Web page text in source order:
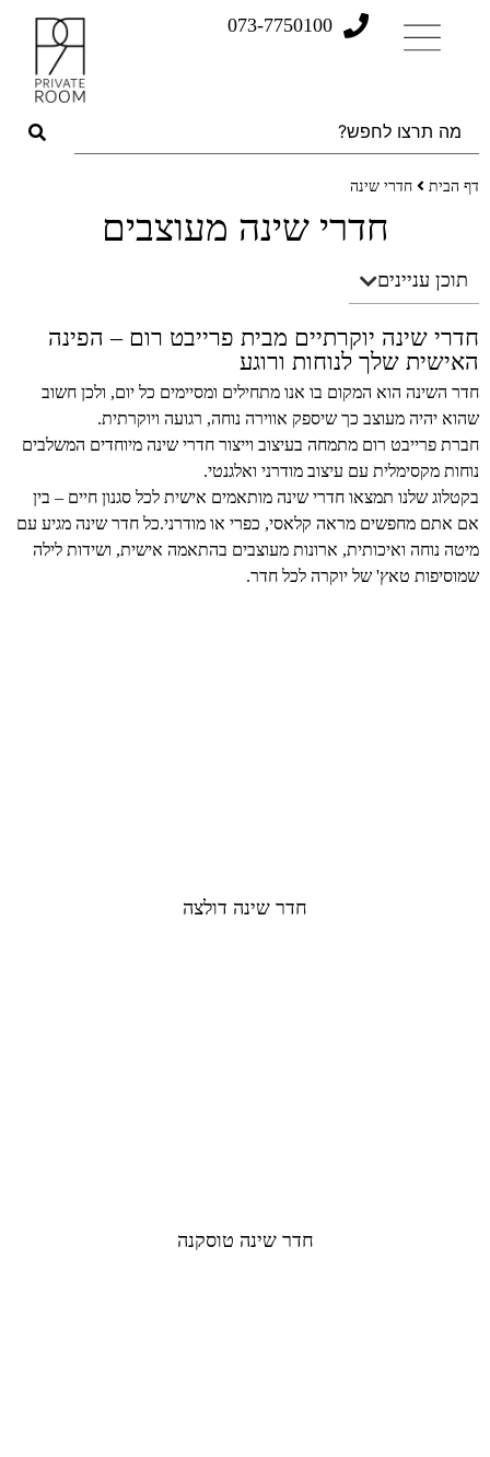
073-7750100
דף הבית חדרי שינה
חדרי שינה מעוצבים
תוכן עניינים
חדרי שינה יוקרתיים מבית פרייבט רום – הפינה
האישית שלך לנוחות ורוגע
חדר השינה הוא המקום בו אנו מתחילים ומסיימים כל יום, ולכן חשוב
שהוא יהיה מעוצב כך שיספק אווירה נוחה, רגועה ויוקרתית.
חברת פרייבט רום מתמחה בעיצוב וייצור חדרי שינה מיוחדים המשלבים
נוחות מקסימלית עם עיצוב מודרני ואלגנטי.
בקטלוג שלנו תמצאו חדרי שינה מותאמים אישית לכל סגנון חיים – בין
אם אתם מחפשים מראה קלאסי, כפרי או מודרני.כל חדר שינה מגיע עם
מיטה נוחה ואיכותית, ארונות מעוצבים בהתאמה אישית, ושידות לילה
שמוסיפות טאץ' של יוקרה לכל חדר.
חדר שינה דולצה
חדר שינה טוסקנה